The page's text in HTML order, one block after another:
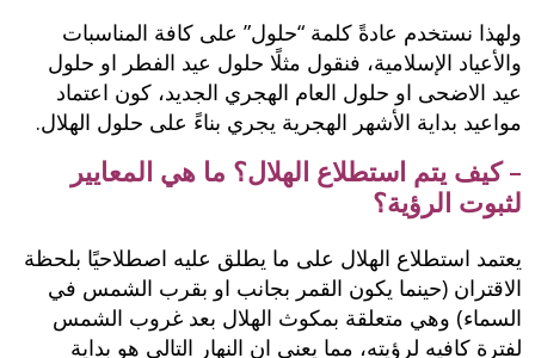
ولهذا نستخدم عادةً كلمة “حلول” على كافة المناسبات
والأعياد الإسلامية، فنقول مثلًا حلول عيد الفطر او حلول
عيد الاضحى او حلول العام الهجري الجديد، كون اعتماد
مواعيد بداية الأشهر الهجرية يجري بناءً على حلول الهلال.
– كيف يتم استطلاع الهلال؟ ما هي المعايير
لثبوت الرؤية؟
يعتمد استطلاع الهلال على ما يطلق عليه اصطلاحيًا بلحظة
الاقتران (حينما يكون القمر بجانب او بقرب الشمس في
السماء) وهي متعلقة بمكوث الهلال بعد غروب الشمس
لفترة كافيه لرؤيته، مما يعني ان النهار التالي هو بداية